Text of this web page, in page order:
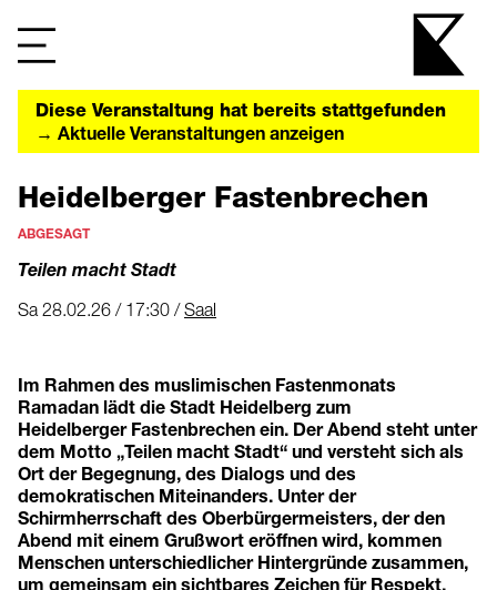
Diese Veranstaltung hat bereits stattgefunden
→ Aktuelle Veranstaltungen anzeigen
Heidelberger Fastenbrechen
ABGESAGT
Teilen macht Stadt
Sa 28.02.26 / 17:30 /Saal
Im Rahmen des muslimischen Fastenmonats
Ramadan lädt die Stadt Heidelberg zum
Heidelberger Fastenbrechen ein. Der Abend steht unter
dem Motto „Teilen macht Stadt“ und versteht sich als
Ort der Begegnung, des Dialogs und des
demokratischen Miteinanders. Unter der
Schirmherrschaft des Oberbürgermeisters, der den
Abend mit einem Grußwort eröffnen wird, kommen
Menschen unterschiedlicher Hintergründe zusammen,
um gemeinsam ein sichtbares Zeichen für Respekt,